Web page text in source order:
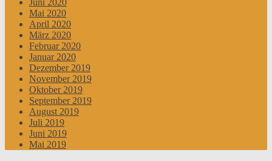
Juni 2020
Mai 2020
April 2020
März 2020
Februar 2020
Januar 2020
Dezember 2019
November 2019
Oktober 2019
September 2019
August 2019
Juli 2019
Juni 2019
Mai 2019